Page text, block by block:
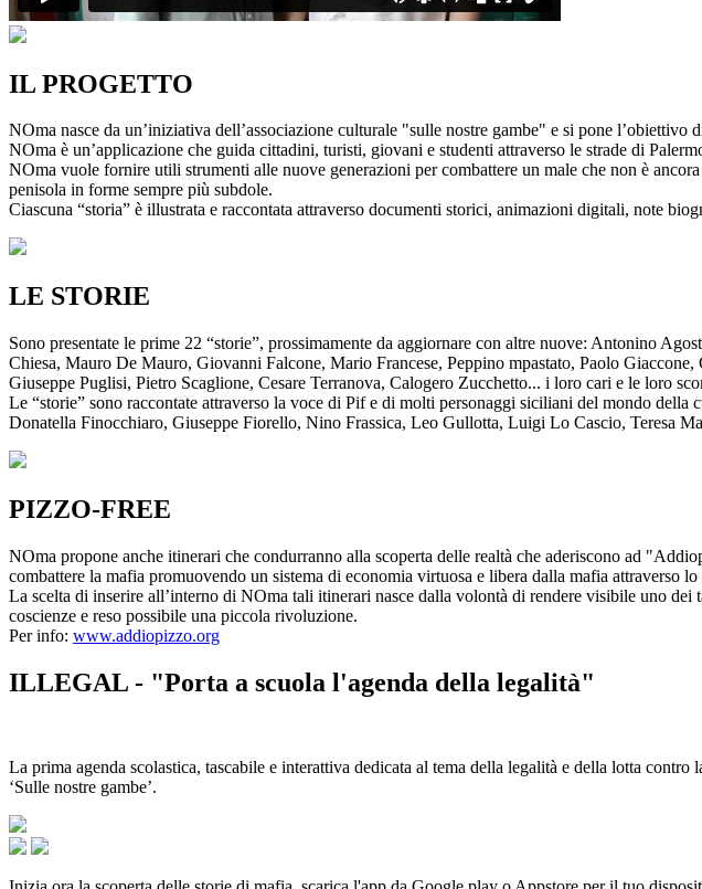
IL PROGETTO
NOma nasce da un’iniziativa dell’associazione culturale "sulle nostre gambe" e si pone
NOma è un’applicazione che guida cittadini, turisti, giovani e studenti attraverso le strade di
NOma vuole fornire utili strumenti alle nuove generazioni per combattere un male che non è
penisola in forme sempre più subdole.
Ciascuna “storia” è illustrata e raccontata attraverso documenti storici, animazioni digitali, note
LE STORIE
Sono presentate le prime 22 “storie”, prossimamente da aggiornare con altre nuove: Antonino
Chiesa, Mauro De Mauro, Giovanni Falcone, Mario Francese, Peppino mpastato, Paolo
Giuseppe Puglisi, Pietro Scaglione, Cesare Terranova, Calogero Zucchetto... i loro cari e le loro
Le “storie” sono raccontate attraverso la voce di Pif e di molti personaggi siciliani del mondo
Donatella Finocchiaro, Giuseppe Fiorello, Nino Frassica, Leo Gullotta, Luigi Lo Cascio, Teresa
PIZZO-FREE
NOma propone anche itinerari che condurranno alla scoperta delle realtà che aderiscono ad
combattere la mafia promuovendo un sistema di economia virtuosa e libera dalla mafia attraverso
La scelta di inserire all’interno di NOma tali itinerari nasce dalla volontà di rendere visibile uno
coscienze e reso possibile una piccola rivoluzione.
Per info: www.addiopizzo.org
ILLEGAL - "Porta a scuola l'agenda della legalità"
La prima agenda scolastica, tascabile e interattiva dedicata al tema della legalità e della lotta
‘Sulle nostre gambe’.